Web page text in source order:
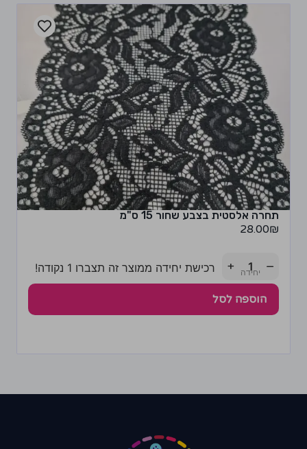
תחרה אלסטית בצבע שחור 15 ס"מ
28.00₪
−
+ רכישת יחידה ממוצר זה תצברו 1 נקודה!
הוספה לסל